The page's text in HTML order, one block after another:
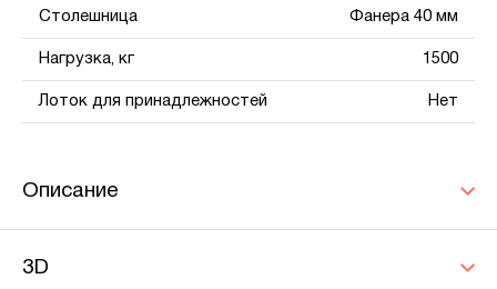
Столешница Фанера 40 мм
Нагрузка, кг 1500
Лоток для принадлежностей Нет
Описание
3D